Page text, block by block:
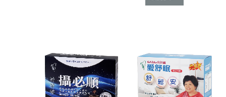
始
價
格：
NT$4,700。
前
價
格：
NT$4,200。
始
價
格：
NT$4,500。
前
價
格：